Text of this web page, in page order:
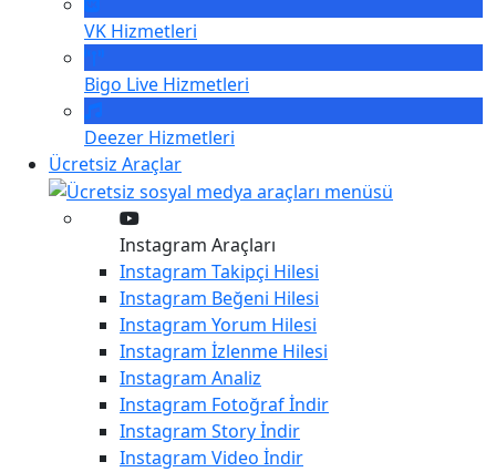
VK Hizmetleri
Bigo Live Hizmetleri
Deezer Hizmetleri
Ücretsiz Araçlar
Instagram Araçları
Instagram Takipçi Hilesi
Instagram Beğeni Hilesi
Instagram Yorum Hilesi
Instagram İzlenme Hilesi
Instagram Analiz
Instagram Fotoğraf İndir
Instagram Story İndir
Instagram Video İndir